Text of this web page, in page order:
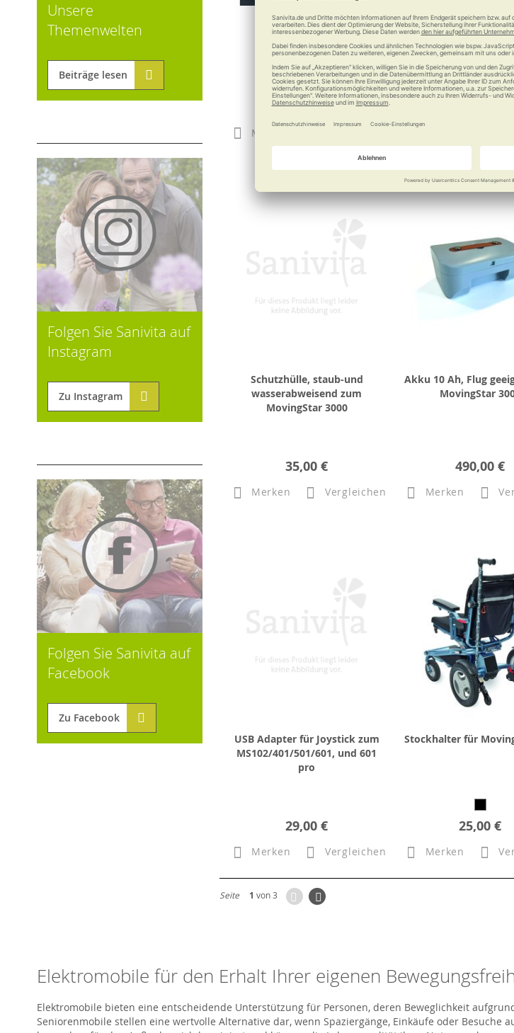
Handyhalterung zum
MovingStar 2000
89,00 €
Merken
Becherhalter zum
2000
Schutzhülle, staub-und
wasserabweisend zum
MovingStar 3000
35,00 €
Merken Vergleichen
Akku 10 Ah, Flug
MovingStar
490,00 €
Merken
USB Adapter für Joystick zum
MS102/401/501/601, und 601
pro
29,00 €
Merken Vergleichen
Stockhalter für
25,00 €
Merken
Seite 1 von 3 ZurückSeite
Weiter
Unsere
Themenwelten
Beiträge lesen
Folgen Sie Sanivita auf
Instagram
Zu Instagram
Folgen Sie Sanivita auf
Facebook
Zu Facebook
Elektromobile für den Erhalt Ihrer eigenen
Elektromobile bieten eine entscheidende Unterstützung für Personen, deren Beweglichkeit
Seniorenmobile stellen eine wertvolle Alternative dar, wenn Spaziergänge, Einkäufe oder